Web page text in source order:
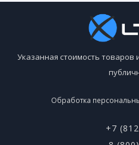
Указанная стоимость товаров
Обработка
+7